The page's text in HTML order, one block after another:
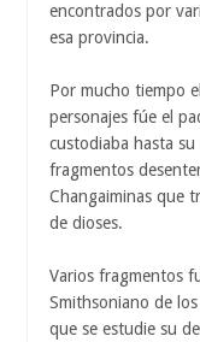
encontrados por
esa provincia.
Por mucho tiempo
personajes fúe el
custodiaba hasta
fragmentos
Changaiminas que
de dioses.
Varios fragmentos
Smithsoniano de
que se estudie su